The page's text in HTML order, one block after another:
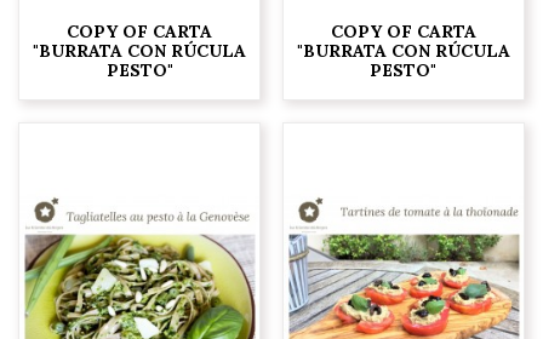
COPY OF CARTA
"BURRATA CON RÚCULA
PESTO"
COPY OF CARTA
"BURRATA CON RÚCULA
PESTO"